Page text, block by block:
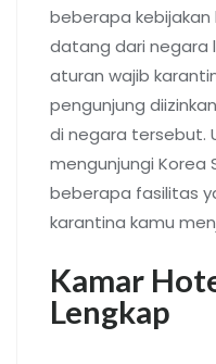
beberapa
datang dari negara
aturan wajib
pengunjung
di negara tersebut.
mengunjungi Korea
beberapa fasilitas
karantina kamu
Kamar
Lengkap